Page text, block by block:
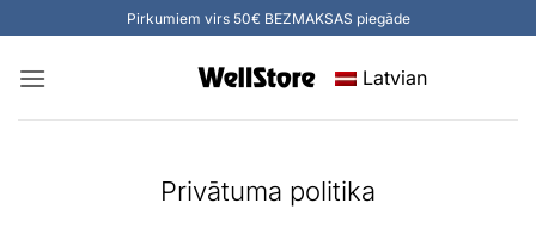
Pirkumiem virs 50€ BEZMAKSAS piegāde
Latvian
Privātuma politika